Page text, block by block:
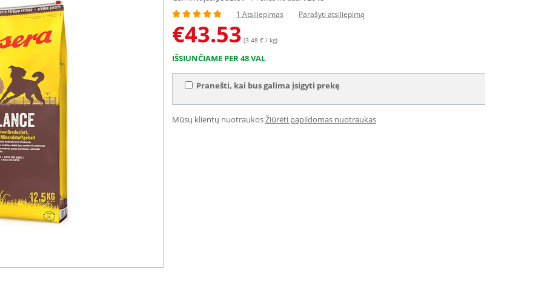
1 Atsiliepimas Parašyti atsiliepimą
€43.53 (3.48 € / kg)
IŠSIUNČIAME PER 48 VAL
Pranešti, kai bus galima įsigyti prekę
Mūsų klientų nuotraukosŽiūrėti papildomas nuotraukas